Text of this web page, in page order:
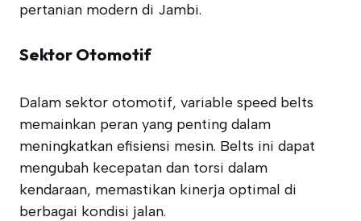
pertanian modern di Jambi.
Sektor Otomotif
Dalam sektor otomotif, variable speed belts
memainkan peran yang penting dalam
meningkatkan efisiensi mesin. Belts ini dapat
mengubah kecepatan dan torsi dalam
kendaraan, memastikan kinerja optimal di
berbagai kondisi jalan.